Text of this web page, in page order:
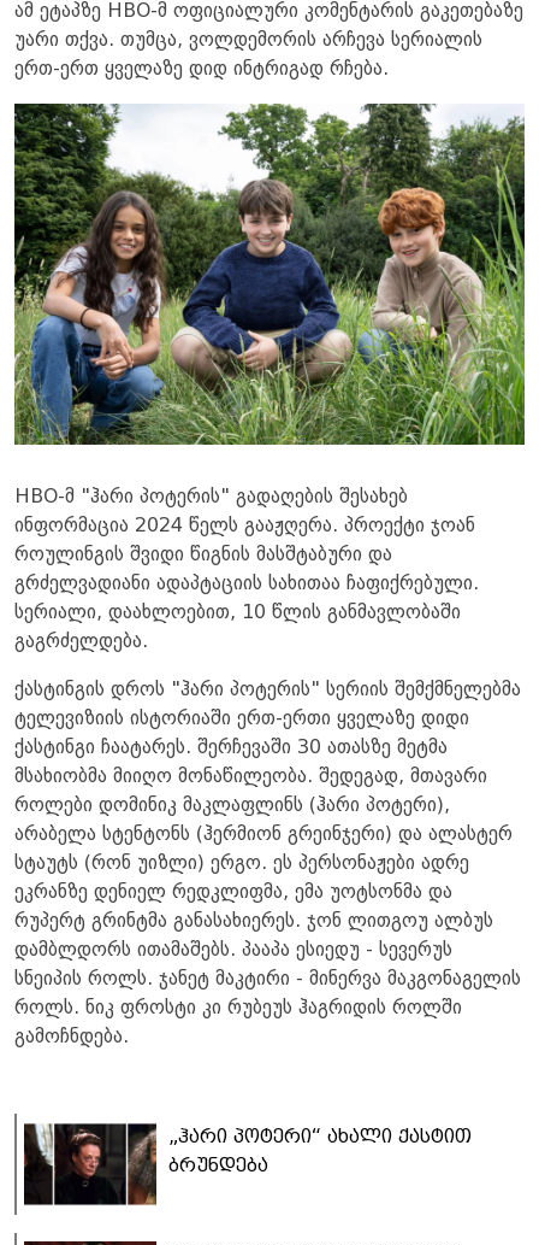
ამ ეტაპზე HBO-მ ოფიციალური კომენტარის გაკეთებაზე
უარი თქვა. თუმცა, ვოლდემორის არჩევა სერიალის
ერთ-ერთ ყველაზე დიდ ინტრიგად რჩება.
HBO-მ "ჰარი პოტერის" გადაღების შესახებ
ინფორმაცია 2024 წელს გააჟღერა. პროექტი ჯოან
როულინგის შვიდი წიგნის მასშტაბური და
გრძელვადიანი ადაპტაციის სახითაა ჩაფიქრებული.
სერიალი, დაახლოებით, 10 წლის განმავლობაში
გაგრძელდება.
ქასტინგის დროს "ჰარი პოტერის" სერიის შემქმნელებმა
ტელევიზიის ისტორიაში ერთ-ერთი ყველაზე დიდი
ქასტინგი ჩაატარეს. შერჩევაში 30 ათასზე მეტმა
მსახიობმა მიიღო მონაწილეობა. შედეგად, მთავარი
როლები დომინიკ მაკლაფლინს (ჰარი პოტერი),
არაბელა სტენტონს (ჰერმიონ გრეინჯერი) და ალასტერ
სტაუტს (რონ უიზლი) ერგო. ეს პერსონაჟები ადრე
ეკრანზე დენიელ რედკლიფმა, ემა უოტსონმა და
რუპერტ გრინტმა განასახიერეს. ჯონ ლითგოუ ალბუს
დამბლდორს ითამაშებს. პააპა ესიედუ - სევერუს
სნეიპის როლს. ჯანეტ მაკტირი - მინერვა მაკგონაგელის
როლს. ნიკ ფროსტი კი რუბეუს ჰაგრიდის როლში
გამოჩნდება.
„ჰარი პოტერი“ ახალი ქასტით
ბრუნდება